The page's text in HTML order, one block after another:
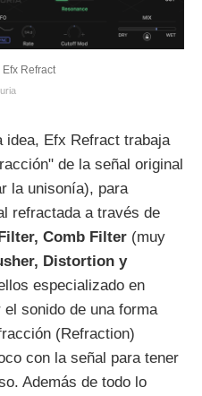
Refract
idea, Efx Refract trabaja
de la señal original
la unisonía), para
refractada a través de
Comb Filter (muy
Distortion y
especializado en
sonido de una forma
(Refraction)
con la señal para tener
Además de todo lo